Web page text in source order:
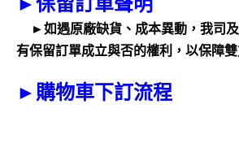
►如遇原廠缺貨、成本異動，我司
有保留訂單成立與否的權利，以保障雙
► 購物車下訂流程